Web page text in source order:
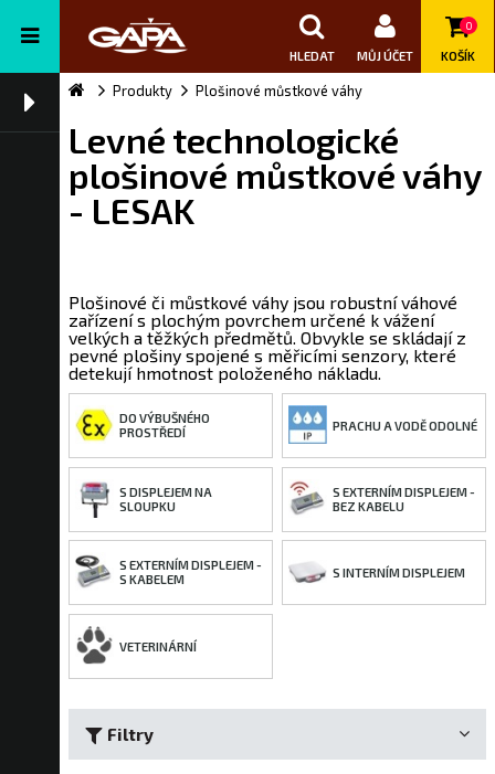
HLEDAT MŮJ ÚČET
0
KOŠÍK
Produkty Plošinové můstkové váhy
Levné technologické
plošinové můstkové váhy
- LESAK
Plošinové či můstkové váhy jsou robustní váhové
zařízení s plochým povrchem určené k vážení
velkých a těžkých předmětů. Obvykle se skládají z
pevné plošiny spojené s měřicími senzory, které
detekují hmotnost položeného nákladu.
DO VÝBUŠNÉHO
PROSTŘEDÍ
PRACHU A VODĚ ODOLNÉ
S DISPLEJEM NA
SLOUPKU
S EXTERNÍM DISPLEJEM -
BEZ KABELU
S EXTERNÍM DISPLEJEM -
S KABELEM
S INTERNÍM DISPLEJEM
VETERINÁRNÍ
Filtry